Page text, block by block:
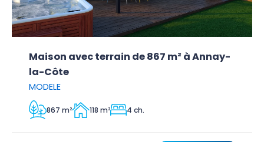
Maison avec terrain de 867 m² à Annay-
la-Côte
MODELE
867 m² 118 m² 4 ch.